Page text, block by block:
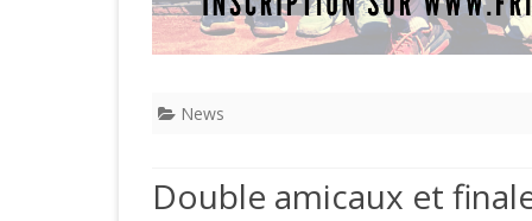
News
Double amicaux et